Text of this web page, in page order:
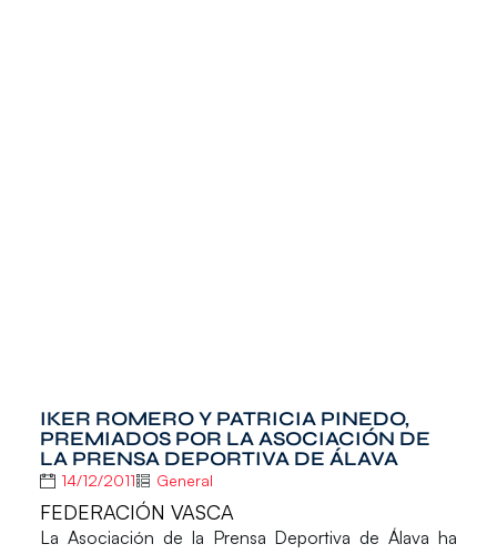
IKER ROMERO Y PATRICIA PINEDO,
PREMIADOS POR LA ASOCIACIÓN DE
LA PRENSA DEPORTIVA DE ÁLAVA
14/12/2011 General
FEDERACIÓN VASCA
La Asociación de la Prensa Deportiva de Álava ha